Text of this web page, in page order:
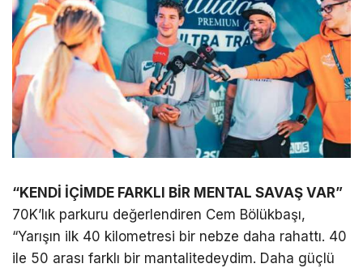
“KENDİ İÇİMDE FARKLI BİR MENTAL SAVAŞ VAR”
70K’lık parkuru değerlendiren Cem Bölükbaşı,
“Yarışın ilk 40 kilometresi bir nebze daha rahattı. 40
ile 50 arası farklı bir mantalitedeydim. Daha güçlü